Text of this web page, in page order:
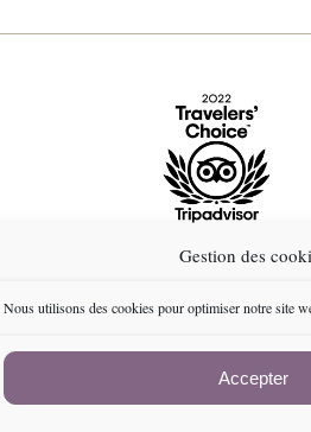
Gestion des
Nous utilisons des cookies pour optimiser notre site
Accepter